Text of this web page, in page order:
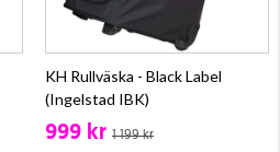
KH Rullväska - Black Label
(Ingelstad IBK)
999 kr 1 199 kr